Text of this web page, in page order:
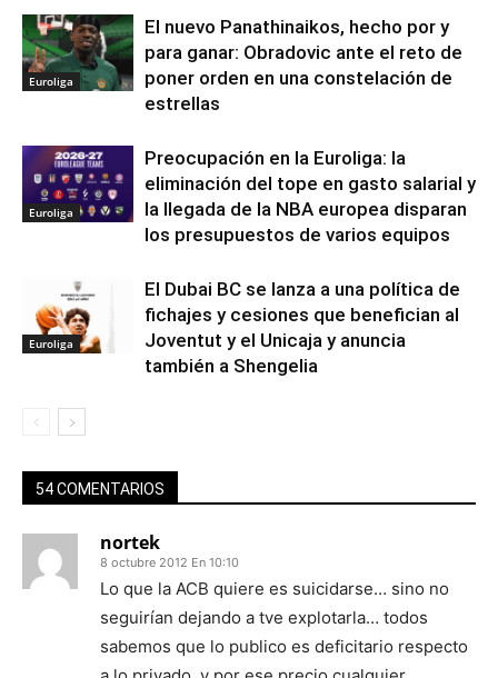
Euroliga
El nuevo Panathinaikos, hecho por y
para ganar: Obradovic ante el reto de
poner orden en una constelación de
estrellas
Euroliga
Preocupación en la Euroliga: la
eliminación del tope en gasto salarial y
la llegada de la NBA europea disparan
los presupuestos de varios equipos
Euroliga
El Dubai BC se lanza a una política de
fichajes y cesiones que benefician al
Joventut y el Unicaja y anuncia
también a Shengelia
54 COMENTARIOS
nortek
8 octubre 2012 En 10:10
Lo que la ACB quiere es suicidarse… sino no
seguirían dejando a tve explotarla… todos
sabemos que lo publico es deficitario respecto